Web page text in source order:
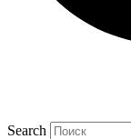
Search